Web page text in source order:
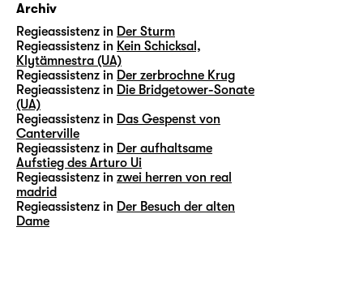
Archiv
Regieassistenz in Der Sturm
Regieassistenz in Kein Schicksal,
Klytämnestra (UA)
Regieassistenz in Der zerbrochne Krug
Regieassistenz in Die Bridgetower-Sonate
(UA)
Regieassistenz in Das Gespenst von
Canterville
Regieassistenz in Der aufhaltsame
Aufstieg des Arturo Ui
Regieassistenz in zwei herren von real
madrid
Regieassistenz in Der Besuch der alten
Dame